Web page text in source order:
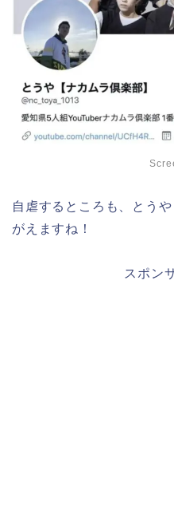
自虐するところも、とう
がえますね！
スポン